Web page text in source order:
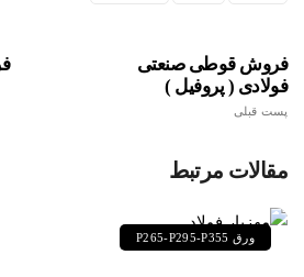
فروش قوطی صنعتی
فولادی ( پروفیل )
پست قبلی
مقالات مرتبط
ورق P265-P295-P355